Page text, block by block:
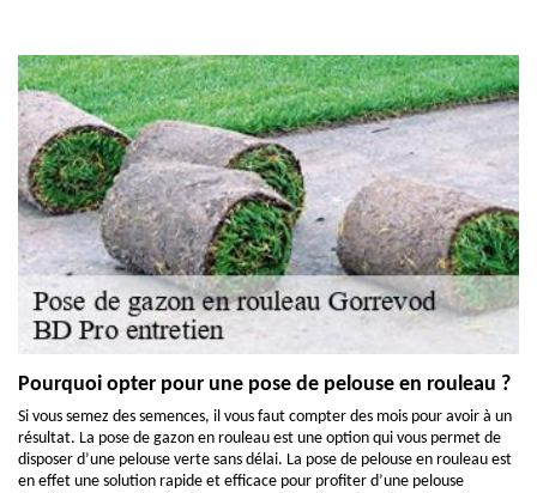
Pourquoi opter pour une pose de pelouse en rouleau ?
Si vous semez des semences, il vous faut compter des mois pour avoir à un
résultat. La pose de gazon en rouleau est une option qui vous permet de
disposer d’une pelouse verte sans délai. La pose de pelouse en rouleau est
en effet une solution rapide et efficace pour profiter d’une pelouse